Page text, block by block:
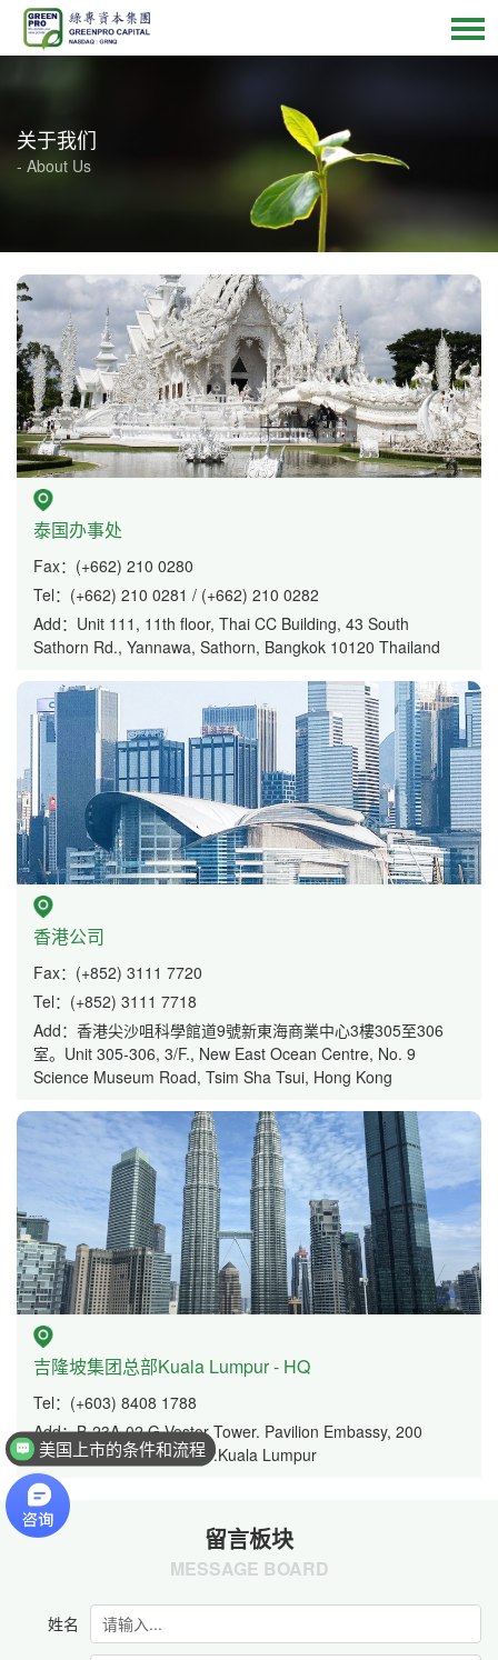
关于我们
- About Us
泰国办事处
Fax：(+662) 210 0280
Tel：(+662) 210 0281 / (+662) 210 0282
Add：Unit 111, 11th floor, Thai CC Building, 43 South
Sathorn Rd., Yannawa, Sathorn, Bangkok 10120 Thailand
香港公司
Fax：(+852) 3111 7720
Tel：(+852) 3111 7718
Add：香港尖沙咀科學館道9號新東海商業中心3樓305至306
室。Unit 305-306, 3/F., New East Ocean Centre, No. 9
Science Museum Road, Tsim Sha Tsui, Hong Kong
吉隆坡集团总部Kuala Lumpur - HQ
Tel：(+603) 8408 1788
Add：B-23A-02 G-Vestor Tower. Pavilion Embassy, 200
Jalan Ampang, 50450W.P.Kuala Lumpur
留言板块
MESSAGE BOARD
姓名
美国上市的条件和流程